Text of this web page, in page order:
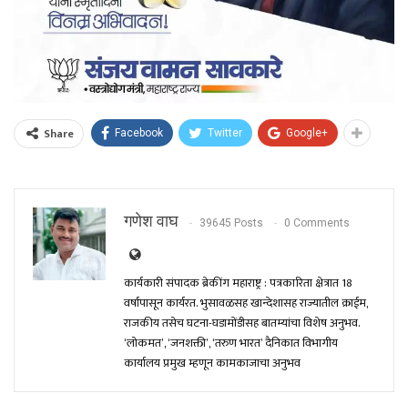
Share Facebook Twitter Google+
गणेश वाघ 39645 Posts 0 Comments
कार्यकारी संपादक ब्रेकींग महाराष्ट्र : पत्रकारिता क्षेत्रात 18
वर्षांपासून कार्यरत. भुसावळसह खान्देशासह राज्यातील क्राईम,
राजकीय तसेच घटना-घडामोंडीसह बातम्यांचा विशेष अनुभव.
‘लोकमत’, ‘जनशक्ती’, ‘तरुण भारत’ दैनिकात विभागीय
कार्यालय प्रमुख म्हणून कामकाजाचा अनुभव